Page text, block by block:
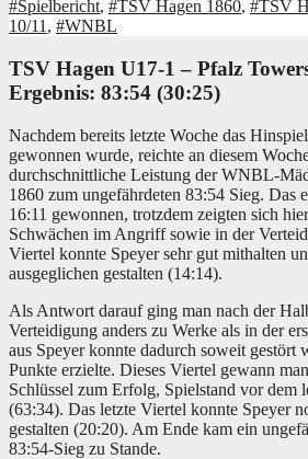
#Spielbericht, #TSV Hagen 1860, #TSV
10/11, #WNBL
TSV Hagen U17-1 – Pfalz
Ergebnis: 83:54 (30:25)
Nachdem bereits letzte Woche das
gewonnen wurde, reichte an diesem
durchschnittliche Leistung der WNBL-
1860 zum ungefährdeten 83:54 Sieg. Das
16:11 gewonnen, trotzdem zeigten sich
Schwächen im Angriff sowie in der
Viertel konnte Speyer sehr gut mithalten
ausgeglichen gestalten (14:14).
Als Antwort darauf ging man nach der
Verteidigung anders zu Werke als in der
aus Speyer konnte dadurch soweit gestört
Punkte erzielte. Dieses Viertel gewann
Schlüssel zum Erfolg, Spielstand vor dem
(63:34). Das letzte Viertel konnte Speyer
gestalten (20:20). Am Ende kam ein
83:54-Sieg zu Stande.